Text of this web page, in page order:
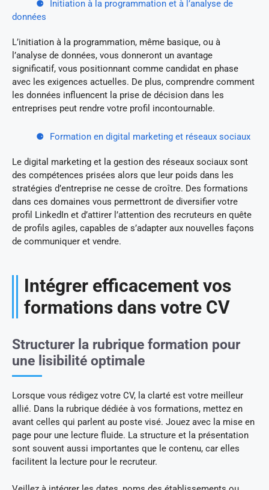
Initiation à la programmation et à l’analyse de
données
L’initiation à la programmation, même basique, ou à
l’analyse de données, vous donneront un avantage
significatif, vous positionnant comme candidat en phase
avec les exigences actuelles. De plus, comprendre comment
les données influencent la prise de décision dans les
entreprises peut rendre votre profil incontournable.
Formation en digital marketing et réseaux sociaux
Le digital marketing et la gestion des réseaux sociaux sont
des compétences prisées alors que leur poids dans les
stratégies d’entreprise ne cesse de croître. Des formations
dans ces domaines vous permettront de diversifier votre
profil LinkedIn et d’attirer l’attention des recruteurs en quête
de profils agiles, capables de s’adapter aux nouvelles façons
de communiquer et vendre.
Intégrer efficacement vos
formations dans votre CV
Structurer la rubrique formation pour
une lisibilité optimale
Lorsque vous rédigez votre CV, la clarté est votre meilleur
allié. Dans la rubrique dédiée à vos formations, mettez en
avant celles qui parlent au poste visé. Jouez avec la mise en
page pour une lecture fluide. La structure et la présentation
sont souvent aussi importantes que le contenu, car elles
facilitent la lecture pour le recruteur.